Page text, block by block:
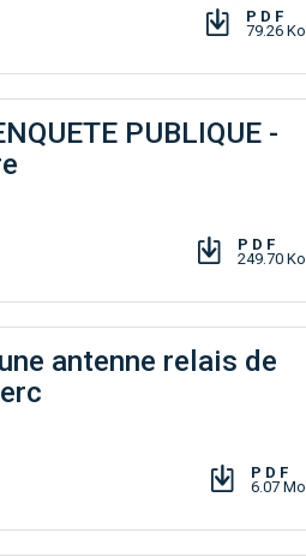
PDF
79.26 Ko
PUBLIQUE -
PDF
249.70 Ko
antenne relais de
PDF
6.07 Mo